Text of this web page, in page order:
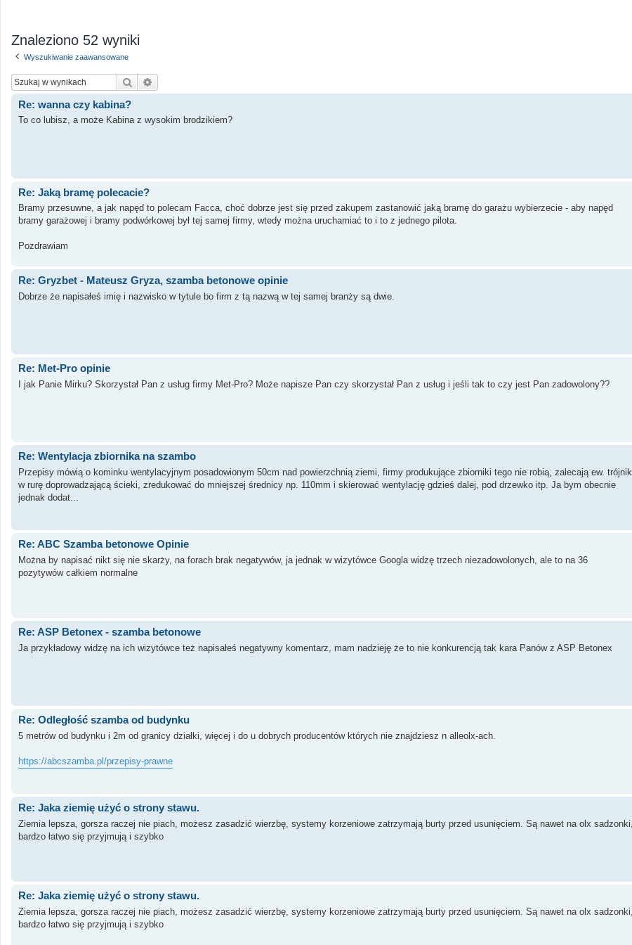
Znaleziono 52 wyniki
Wyszukiwanie zaawansowane
Szukaj
Re: wanna czy kabina?
To co lubisz, a może Kabina z wysokim brodzikiem?
Re: Jaką bramę polecacie?
Bramy przesuwne, a jak napęd to polecam Facca, choć dobrze jest się przed zakupem zastanowić jaką bramę do garażu wybierzecie - aby napęd
bramy garażowej i bramy podwórkowej był tej samej firmy, wtedy można uruchamiać to i to z jednego pilota.
Pozdrawiam
Re: Gryzbet - Mateusz Gryza, szamba betonowe opinie
Dobrze że napisałeś imię i nazwisko w tytule bo firm z tą nazwą w tej samej branży są dwie.
Re: Met-Pro opinie
I jak Panie Mirku? Skorzystał Pan z usług firmy Met-Pro? Może napisze Pan czy skorzystał Pan z usług i jeśli tak to czy jest Pan zadowolony??
Re: Wentylacja zbiornika na szambo
Przepisy mówią o kominku wentylacyjnym posadowionym 50cm nad powierzchnią ziemi, firmy produkujące zbiorniki tego nie robią, zalecają ew. trójnik
w rurę doprowadzającą ścieki, zredukować do mniejszej średnicy np. 110mm i skierować wentylację gdzieś dalej, pod drzewko itp. Ja bym obecnie
jednak dodat...
Re: ABC Szamba betonowe Opinie
Można by napisać nikt się nie skarży, na forach brak negatywów, ja jednak w wizytówce Googla widzę trzech niezadowolonych, ale to na 36
pozytywów całkiem normalne
Re: ASP Betonex - szamba betonowe
Ja przykładowy widzę na ich wizytówce też napisałeś negatywny komentarz, mam nadzieję że to nie konkurencją tak kara Panów z ASP Betonex
Re: Odległość szamba od budynku
5 metrów od budynku i 2m od granicy działki, więcej i do u dobrych producentów których nie znajdziesz n alleolx-ach.
https://abcszamba.pl/przepisy-prawne
Re: Jaka ziemię użyć o strony stawu.
Ziemia lepsza, gorsza raczej nie piach, możesz zasadzić wierzbę, systemy korzeniowe zatrzymają burty przed usunięciem. Są nawet na olx sadzonki,
bardzo łatwo się przyjmują i szybko
Re: Jaka ziemię użyć o strony stawu.
Ziemia lepsza, gorsza raczej nie piach, możesz zasadzić wierzbę, systemy korzeniowe zatrzymają burty przed usunięciem. Są nawet na olx sadzonki,
bardzo łatwo się przyjmują i szybko